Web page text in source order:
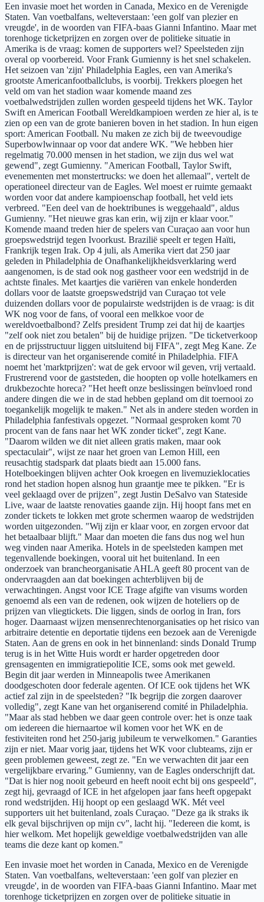
Een invasie moet het worden in Canada, Mexico en de Verenigde
Staten. Van voetbalfans, welteverstaan: 'een golf van plezier en
vreugde', in de woorden van FIFA-baas Gianni Infantino. Maar met
torenhoge ticketprijzen en zorgen over de politieke situatie in
Amerika is de vraag: komen de supporters wel? Speelsteden zijn
overal op voorbereid. Voor Frank Gumienny is het snel schakelen.
Het seizoen van 'zijn' Philadelphia Eagles, een van Amerika's
grootste Americanfootballclubs, is voorbij. Trekkers ploegen het
veld om van het stadion waar komende maand zes
voetbalwedstrijden zullen worden gespeeld tijdens het WK. Taylor
Swift en American Football Wereldkampioen werden ze hier al, is te
zien op een van de grote banieren boven in het stadion. In hun eigen
sport: American Football. Nu maken ze zich bij de tweevoudige
Superbowlwinnaar op voor dat andere WK. "We hebben hier
regelmatig 70.000 mensen in het stadion, we zijn dus wel wat
gewend", zegt Gumienny. "American Football, Taylor Swift,
evenementen met monstertrucks: we doen het allemaal", vertelt de
operationeel directeur van de Eagles. Wel moest er ruimte gemaakt
worden voor dat andere kampioenschap football, het veld iets
verbreed. "Een deel van de hoektribunes is weggehaald", aldus
Gumienny. "Het nieuwe gras kan erin, wij zijn er klaar voor."
Komende maand treden hier de spelers van Curaçao aan voor hun
groepswedstrijd tegen Ivoorkust. Brazilië speelt er tegen Haïti,
Frankrijk tegen Irak. Op 4 juli, als Amerika viert dat 250 jaar
geleden in Philadelphia de Onafhankelijkheidsverklaring werd
aangenomen, is de stad ook nog gastheer voor een wedstrijd in de
achtste finales. Met kaartjes die variëren van enkele honderden
dollars voor de laatste groepswedstrijd van Curaçao tot vele
duizenden dollars voor de populairste wedstrijden is de vraag: is dit
WK nog voor de fans, of vooral een melkkoe voor de
wereldvoetbalbond? Zelfs president Trump zei dat hij de kaartjes
"zelf ook niet zou betalen" bij de huidige prijzen. "De ticketverkoop
en de prijsstructuur liggen uitsluitend bij FIFA", zegt Meg Kane. Ze
is directeur van het organiserende comité in Philadelphia. FIFA
noemt het 'marktprijzen': wat de gek ervoor wil geven, vrij vertaald.
Frustrerend voor de gaststeden, die hoopten op volle hotelkamers en
drukbezochte horeca? "Het heeft onze beslissingen beïnvloed rond
andere dingen die we in de stad hebben gepland om dit toernooi zo
toegankelijk mogelijk te maken." Net als in andere steden worden in
Philadelphia fanfestivals opgezet. "Normaal gesproken komt 70
procent van de fans naar het WK zonder ticket", zegt Kane.
"Daarom wilden we dit niet alleen gratis maken, maar ook
spectaculair", wijst ze naar het groen van Lemon Hill, een
reusachtig stadspark dat plaats biedt aan 15.000 fans.
Hotelboekingen blijven achter Ook kroegen en livemuzieklocaties
rond het stadion hopen alsnog hun graantje mee te pikken. "Er is
veel geklaagd over de prijzen", zegt Justin DeSalvo van Stateside
Live, waar de laatste renovaties gaande zijn. Hij hoopt fans met en
zonder tickets te lokken met grote schermen waarop de wedstrijden
worden uitgezonden. "Wij zijn er klaar voor, en zorgen ervoor dat
het betaalbaar blijft." Maar dan moeten die fans dus nog wel hun
weg vinden naar Amerika. Hotels in de speelsteden kampen met
tegenvallende boekingen, vooral uit het buitenland. In een
onderzoek van brancheorganisatie AHLA geeft 80 procent van de
ondervraagden aan dat boekingen achterblijven bij de
verwachtingen. Angst voor ICE Trage afgifte van visums worden
genoemd als een van de redenen, ook wijzen de hoteliers op de
prijzen van vliegtickets. Die liggen, sinds de oorlog in Iran, fors
hoger. Daarnaast wijzen mensenrechtenorganisaties op het risico van
arbitraire detentie en deportatie tijdens een bezoek aan de Verenigde
Staten. Aan de grens en ook in het binnenland: sinds Donald Trump
terug is in het Witte Huis wordt er harder opgetreden door
grensagenten en immigratiepolitie ICE, soms ook met geweld.
Begin dit jaar werden in Minneapolis twee Amerikanen
doodgeschoten door federale agenten. Of ICE ook tijdens het WK
actief zal zijn in de speelsteden? "Ik begrijp die zorgen daarover
volledig", zegt Kane van het organiserend comité in Philadelphia.
"Maar als stad hebben we daar geen controle over: het is onze taak
om iedereen die hiernaartoe wil komen voor het WK en de
festiviteiten rond het 250-jarig jubileum te verwelkomen." Garanties
zijn er niet. Maar vorig jaar, tijdens het WK voor clubteams, zijn er
geen problemen geweest, zegt ze. "En we verwachten dit jaar een
vergelijkbare ervaring." Gumienny, van de Eagles onderschrijft dat.
"Dat is hier nog nooit gebeurd en heeft nooit echt bij ons gespeeld",
zegt hij, gevraagd of ICE in het afgelopen jaar fans heeft opgepakt
rond wedstrijden. Hij hoopt op een geslaagd WK. Mét veel
supporters uit het buitenland, zoals Curaçao. "Deze ga ik straks ik
elk geval bijschrijven op mijn cv", lacht hij. "Iedereen die komt, is
hier welkom. Met hopelijk geweldige voetbalwedstrijden van alle
teams die deze kant op komen."
Een invasie moet het worden in Canada, Mexico en de Verenigde
Staten. Van voetbalfans, welteverstaan: 'een golf van plezier en
vreugde', in de woorden van FIFA-baas Gianni Infantino. Maar met
torenhoge ticketprijzen en zorgen over de politieke situatie in